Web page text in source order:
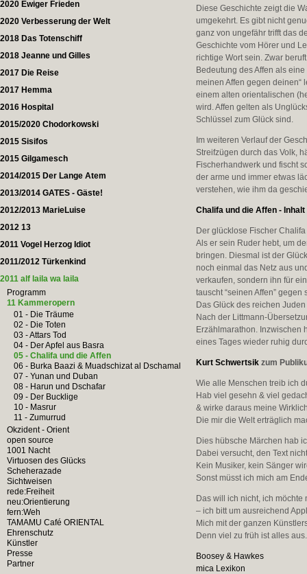
2020 Ewiger Frieden
2020 Verbesserung der Welt
2018 Das Totenschiff
2018 Jeanne und Gilles
2017 Die Reise
2017 Hemma
2016 Hospital
2015/2020 Chodorkowski
2015 Sisifos
2015 Gilgamesch
2014/2015 Der Lange Atem
2013/2014 GATES - Gäste!
2012/2013 MarieLuise
2012 13
2011 Vogel Herzog Idiot
2011/2012 Türkenkind
2011 alf laila wa laila
Programm
11 Kammeropern
01 - Die Träume
02 - Die Toten
03 - Attars Tod
04 - Der Apfel aus Basra
05 - Chalifa und die Affen
06 - Burka Baazi & Muadschizat al Dschamal
07 - Yunan und Duban
08 - Harun und Dschafar
09 - Der Bucklige
10 - Masrur
11 - Zumurrud
Okzident - Orient
open source
1001 Nacht
Virtuosen des Glücks
Scheherazade
Sichtweisen
rede:Freiheit
neu:Orientierung
fern:Weh
TAMAMU Café ORIENTAL
Ehrenschutz
Künstler
Presse
Partner
Diese Geschichte zeigt die
umgekehrt. Es gibt nicht
ganz von ungefähr trifft das
Geschichte vom Hörer und
richtige Wort sein. Zwar
Bedeutung des Affen als
meinen Affen gegen deinen“
einem alten orientalischen
wird. Affen gelten als
Schlüssel zum Glück sind.
Im weiteren Verlauf der
Streifzügen durch das Volk,
Fischerhandwerk und fischt
der arme und immer etwas
verstehen, wie ihm da
Chalifa und die Affen - Inhalt
Der glücklose Fischer
Als er sein Ruder hebt, um
bringen. Diesmal ist der
noch einmal das Netz aus
verkaufen, sondern ihn für
tauscht “seinen Affen”
Das Glück des reichen
Nach der Littmann-
Erzählmarathon. Inzwischen
eines Tages wieder ruhig
Kurt Schwertsik zum
Wie alle Menschen treib ich
Hab viel gesehn & viel
& wirke daraus meine
Die mir die Welt erträglich
Dies hübsche Märchen hab
Dabei versucht, den Text
Kein Musiker, kein Sänger
Sonst müsst ich mich am
Das will ich nicht, ich möchte
– ich bitt um ausreichend
Mich mit der ganzen
Denn viel zu früh ist alles aus.
Boosey & Hawkes
mica Lexikon